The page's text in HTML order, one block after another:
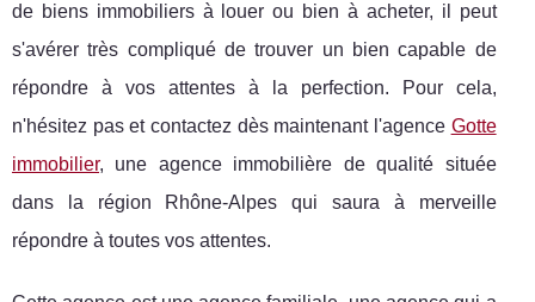
de biens immobiliers à louer ou bien à acheter, il peut
s'avérer très compliqué de trouver un bien capable de
répondre à vos attentes à la perfection. Pour cela,
n'hésitez pas et contactez dès maintenant l'agence Gotte
immobilier, une agence immobilière de qualité située
dans la région Rhône-Alpes qui saura à merveille
répondre à toutes vos attentes.